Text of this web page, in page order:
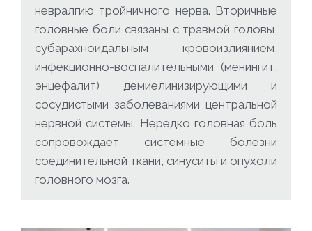
невралгию тройничного нерва. Вторичные
головные боли связаны с травмой головы,
субарахноидальным кровоизлиянием,
инфекционно-воспалительными (менингит,
энцефалит) демиелинизирующими и
сосудистыми заболеваниями центральной
нервной системы. Нередко головная боль
сопровождает системные болезни
соединительной ткани, синуситы и опухоли
головного мозга.